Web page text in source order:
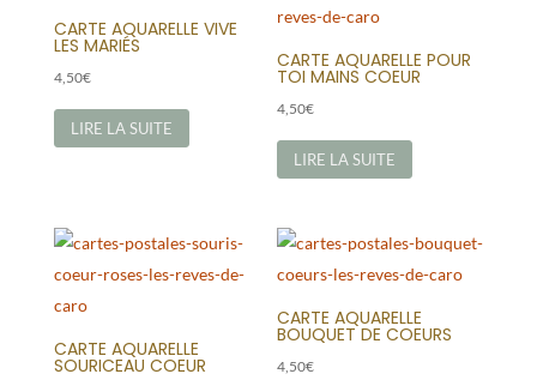
CARTE AQUARELLE VIVE
LES MARIÉS
4,50€
LIRE LA SUITE
CARTE AQUARELLE POUR
TOI MAINS COEUR
4,50€
LIRE LA SUITE
CARTE AQUARELLE
SOURICEAU COEUR
CARTE AQUARELLE
BOUQUET DE COEURS
4,50€